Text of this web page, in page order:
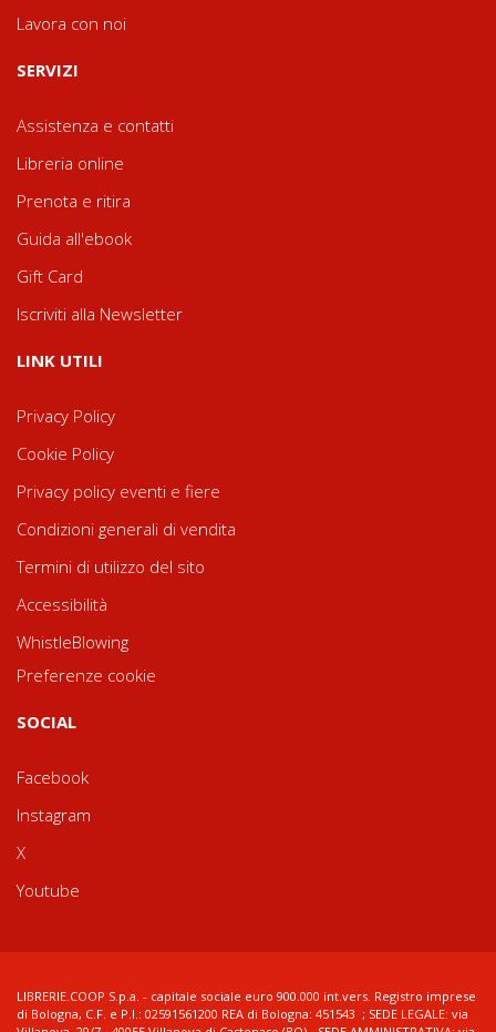
Lavora con noi
SERVIZI
Assistenza e contatti
Libreria online
Prenota e ritira
Guida all'ebook
Gift Card
Iscriviti alla Newsletter
LINK UTILI
Privacy Policy
Cookie Policy
Privacy policy eventi e fiere
Condizioni generali di vendita
Termini di utilizzo del sito
Accessibilità
WhistleBlowing
Preferenze cookie
SOCIAL
Facebook
Instagram
X
Youtube
LIBRERIE.COOP S.p.a. - capitale sociale euro 900.000 int.vers. Registro imprese
di Bologna, C.F. e P.I.: 02591561200 REA di Bologna: 451543 ; SEDE LEGALE: via